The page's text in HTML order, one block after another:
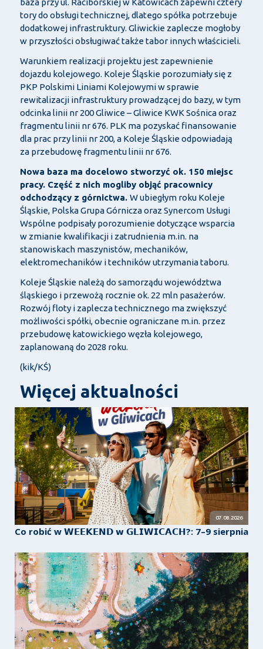
baza przy ul. Raciborskiej w Katowicach zapewni cztery
tory do obsługi technicznej, dlatego spółka potrzebuje
dodatkowej infrastruktury. Gliwickie zaplecze mogłoby
w przyszłości obsługiwać także tabor innych właścicieli.
Warunkiem realizacji projektu jest zapewnienie
dojazdu kolejowego. Koleje Śląskie porozumiały się z
PKP Polskimi Liniami Kolejowymi w sprawie
rewitalizacji infrastruktury prowadzącej do bazy, w tym
odcinka linii nr 200 Gliwice – Gliwice KWK Sośnica oraz
fragmentu linii nr 676. PLK ma pozyskać finansowanie
dla prac przy linii nr 200, a Koleje Śląskie odpowiadają
za przebudowę fragmentu linii nr 676.
Nowa baza ma docelowo stworzyć ok. 150 miejsc
pracy. Część z nich mogliby objąć pracownicy
odchodzący z górnictwa. W ubiegłym roku Koleje
Śląskie, Polska Grupa Górnicza oraz Synercom Usługi
Wspólne podpisały porozumienie dotyczące wsparcia
w zmianie kwalifikacji i zatrudnienia m.in. na
stanowiskach maszynistów, mechaników,
elektromechaników i techników utrzymania taboru.
Koleje Śląskie należą do samorządu województwa
śląskiego i przewożą rocznie ok. 22 mln pasażerów.
Rozwój floty i zaplecza technicznego ma zwiększyć
możliwości spółki, obecnie ograniczane m.in. przez
przebudowę katowickiego węzła kolejowego,
zaplanowaną do 2028 roku.
(kik/KŚ)
Więcej aktualności
07.08.2026
Co robić w 𝗪𝗘𝗘𝗞𝗘𝗡𝗗 𝘄 𝗚𝗟𝗜𝗪𝗜𝗖𝗔𝗖𝗛?: 7–9 sierpnia